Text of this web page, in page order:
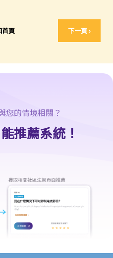
首頁 下一頁 ›
償？
律援助？
詢熱線
您的情境相關？
推薦系統！